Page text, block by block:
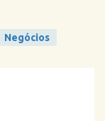
Negócios